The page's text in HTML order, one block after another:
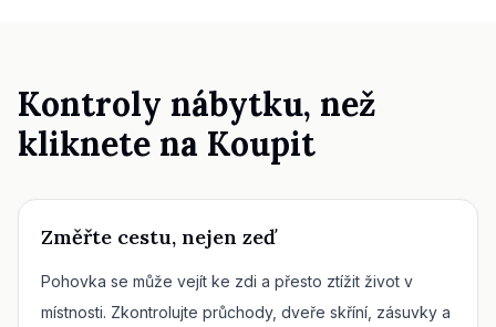
Kontroly nábytku, než
kliknete na Koupit
Změřte cestu, nejen zeď
Pohovka se může vejít ke zdi a přesto ztížit život v
místnosti. Zkontrolujte průchody, dveře skříní, zásuvky a